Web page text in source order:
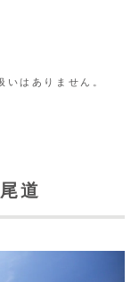
いはありません。
道